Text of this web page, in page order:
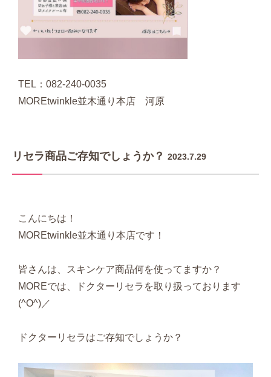
TEL：082-240-0035
MOREtwinkle並木通り本店 河原
リセラ商品ご存知でしょうか？ 2023.7.29
こんにちは！
MOREtwinkle並木通り本店です！
皆さんは、スキンケア商品何を使ってますか？
MOREでは、ドクターリセラを取り扱っております
(^O^)／
ドクターリセラはご存知でしょうか？